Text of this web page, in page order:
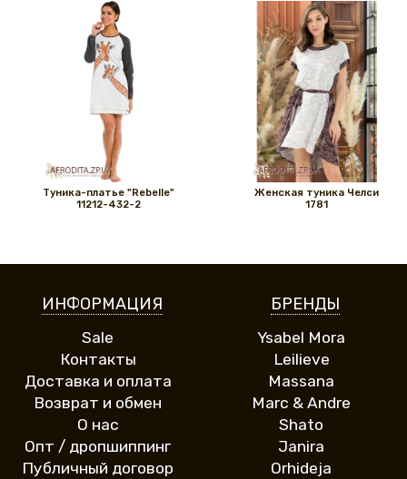
Туника-платье "Rebelle"
11212-432-2
Женская туника Челси
1781
ИНФОРМАЦИЯ
Sale
Контакты
Доставка и оплата
Возврат и обмен
О нас
Опт / дропшиппинг
Публичный договор
БРЕНДЫ
Ysabel Mora
Leilieve
Massana
Marc & Andre
Shato
Janira
Orhideja